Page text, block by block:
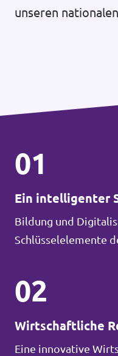
unseren
01
Ein intelligenter
Bildung und
Schlüsselelemente
02
Wirtschaftliche
Eine innovative